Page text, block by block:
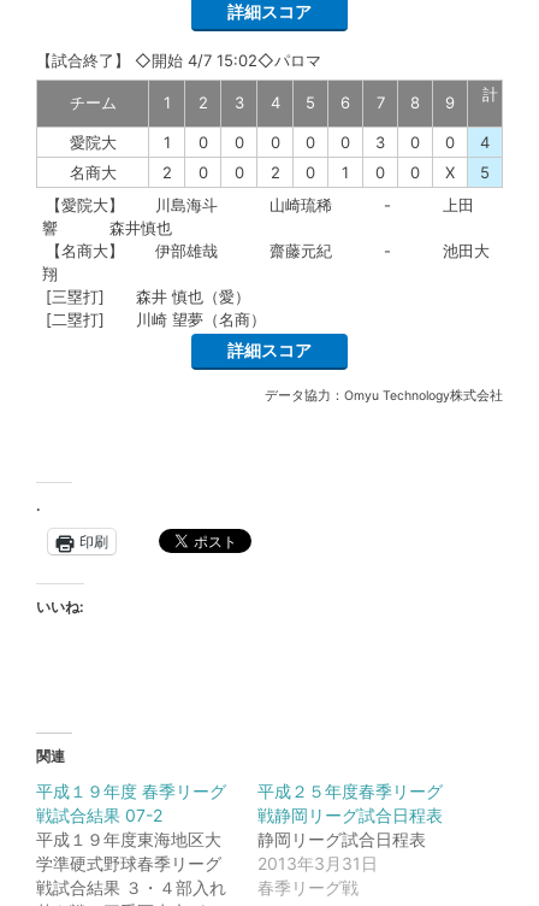
詳細スコア
【試合終了 】 ◇開始 4/7 15:02◇パロマ
チーム 1 2 3 4 5 6 7 8 9 計
愛院大 1 0 0 0 0 0 3 0 0
4
名商大
2 0 0 2 0 1 0 0 X
5
【愛院大】
川島海斗 山崎琉稀 -
上田
響
森井慎也
【名商大】
伊部雄哉 齋藤元紀 -
池田大
翔
[三塁打]
森井 慎也（愛）
[二塁打]
川崎 望夢（名商）
詳細スコア
データ協力：Omyu Technology株式会社
.
印刷
いいね:
関連
平成１９年度 春季リーグ
戦試合結果 07-2
平成１９年度東海地区大
学準硬式野球春季リーグ
戦試合結果 ３・４部入れ
平成２５年度春季リーグ
戦静岡リーグ試合日程表
静岡リーグ試合日程表
2013年3月31日
春季リーグ戦